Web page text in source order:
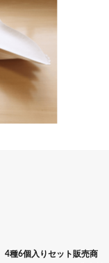
4種6個入りセット販売商